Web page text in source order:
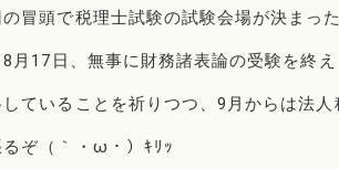
冒頭で税理士試験の試験会場が決まっ
月17日、無事に財務諸表論の受験を終
ていることを祈りつつ、9月からは法人
るぞ（｀・ω・）ｷﾘｯ